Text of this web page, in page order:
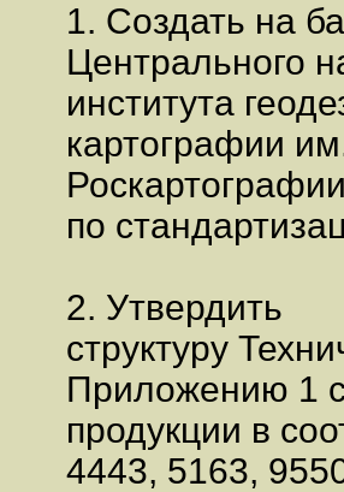
1. Создать на
Центрального
института
картографии
по
2. Утвердить
структуру
Приложению 1
продукции в
4443, 5163,